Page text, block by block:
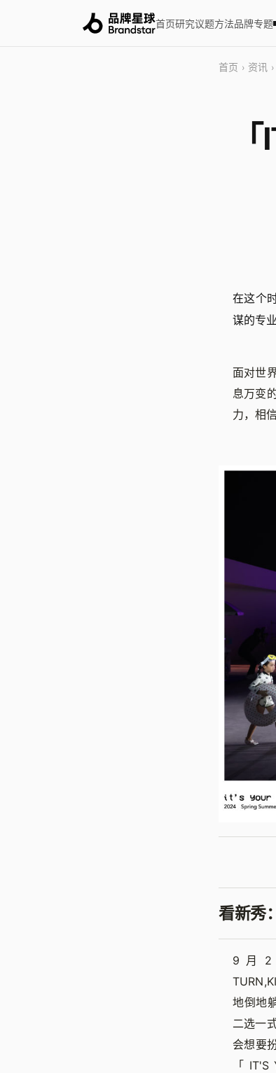
首页研究议题方法品牌专题
首页 › 资讯 ›
在这个
谋的专
面对世
息万变
力，相
看新秀
9 月 2
地倒地
二选一
会想要
「 IT'S